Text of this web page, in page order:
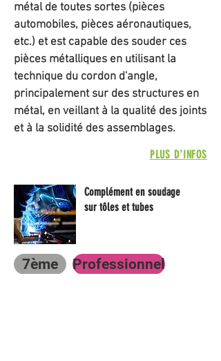
métal de toutes sortes (pièces
automobiles, pièces aéronautiques,
etc.) et est capable des souder ces
pièces métalliques en utilisant la
technique du cordon d'angle,
principalement sur des structures en
métal, en veillant à la qualité des joints
et à la solidité des assemblages.
PLUS D'INFOS
Complément en soudage
sur tôles et tubes
7ème Professionnel